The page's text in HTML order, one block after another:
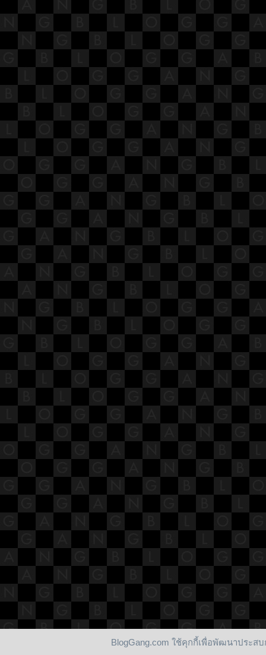
BlogGang.com ใช้คุกกี้เพื่อพัฒนาประ